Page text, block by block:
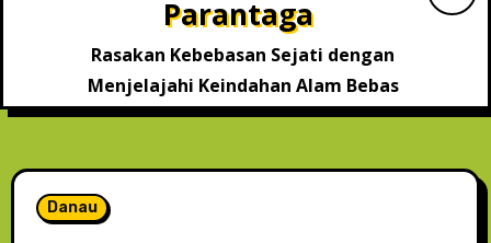
Parantaga
Rasakan Kebebasan Sejati dengan
Menjelajahi Keindahan Alam Bebas
Danau